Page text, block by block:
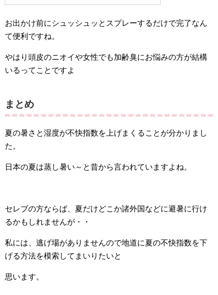
お出かけ前にシュッシュッとスプレーするだけで完了なん
て便利ですね。
やはり頭皮のニオイや女性でも加齢臭にお悩みの方が結構
いるってことですよ
まとめ
夏の暑さと湿度が不快指数を上げまくることが分かりまし
た。
日本の夏は蒸し暑い～と昔から言われていますよね。
セレブの方ならば、夏だけどこか諸外国などに避暑に行け
るかもしれませんが・・
私には、逃げ場がありませんので地道に夏の不快指数を下
げる方法を模索してまいりたいと
思います。